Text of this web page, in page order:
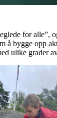
for alle”,
å bygge opp
ulike grader